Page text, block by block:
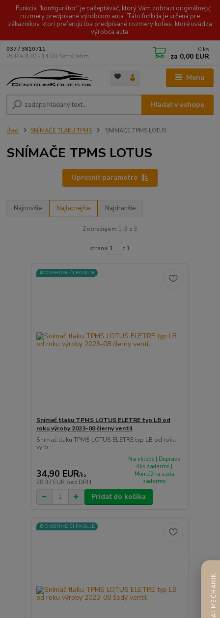
Funkcia "konfigurátor" je našeptávač, ktorý Vám zobrazí originálne
rozmery predpísané výrobcom auta. Táto funkcia je určená pre
zákazníkov, ktorí preferujú iba predpísané rozmery kolies, ktoré uvádza
výrobca auta.
Menu
Hľadať v eshope
037 / 3810711
Po-Pia 9.30 - 14.00 *letný režim
0 ks
za 0,00 EUR
Úvod SNÍMAČE TLAKU TPMS SNÍMAČE TPMS LOTUS
SNÍMAČE TPMS LOTUS
Upresniť parametre
Najnovšie Najlacnejšie Najdrahšie
Zobrazujem 1-3 z 3
strana z 1
⚙️OVERÍME ČI PASUJE
Snímač tlaku TPMS LOTUS ELETRE typ LB od
roku výroby 2023-08 čierny ventil
Snímač tlaku TPMS LOTUS ELETRE typ LB od roku
výro...
34,90 EUR/ks
28,37 EUR bez DPH
Na sklade | Doprava
4ks zadarmo |
Montážna sada
zadarmo
Pridať do košíka
⚙️OVERÍME ČI PASUJE
AI MECHANIK